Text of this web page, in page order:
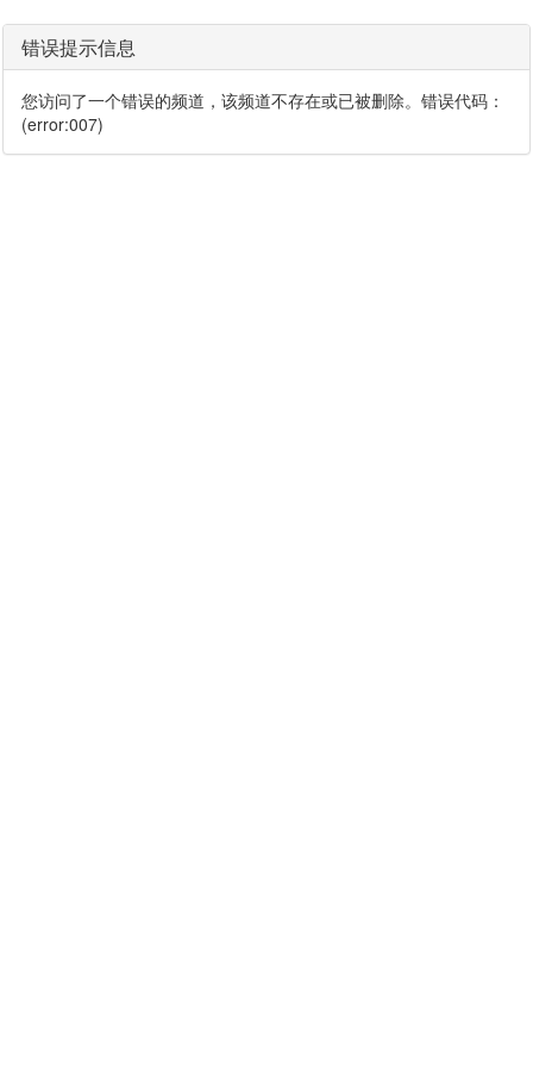
错误提示信息
您访问了一个错误的频道，该频道不存在或已被删除。错误代码：
(error:007)